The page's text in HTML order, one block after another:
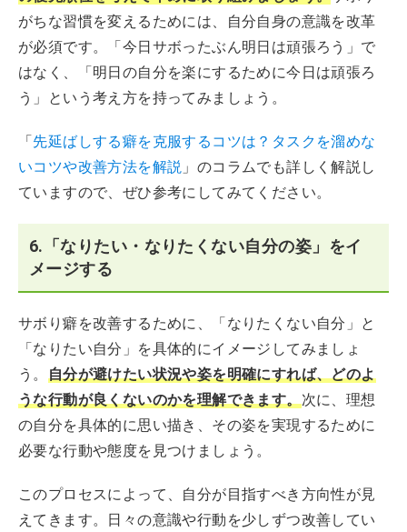
がちな習慣を変えるためには、自分自身の意識を改革
が必須です。「今日サボったぶん明日は頑張ろう」で
はなく、「明日の自分を楽にするために今日は頑張ろ
う」という考え方を持ってみましょう。
「先延ばしする癖を克服するコツは？タスクを溜めな
いコツや改善方法を解説 」のコラムでも詳しく解説し
ていますので、ぜひ参考にしてみてください。
6.「なりたい・なりたくない自分の姿」をイ
メージする
サボり癖を改善するために、「なりたくない自分」と
「なりたい自分」を具体的にイメージしてみましょ
う。
自分が避けたい状況や姿を明確にすれば、どのよ
うな行動が良くないのかを理解できます。 次に、理想
の自分を具体的に思い描き、その姿を実現するために
必要な行動や態度を見つけましょう。
このプロセスによって、自分が目指すべき方向性が見
えてきます。日々の意識や行動を少しずつ改善してい